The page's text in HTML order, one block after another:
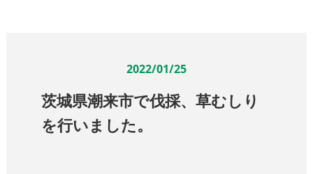
2022/01/25
茨城県潮来市で伐採、草むしり
を行いました。